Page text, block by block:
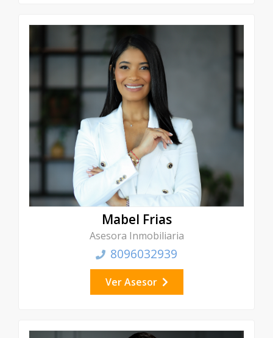
Mabel Frias
Asesora Inmobiliaria
8096032939
Ver Asesor